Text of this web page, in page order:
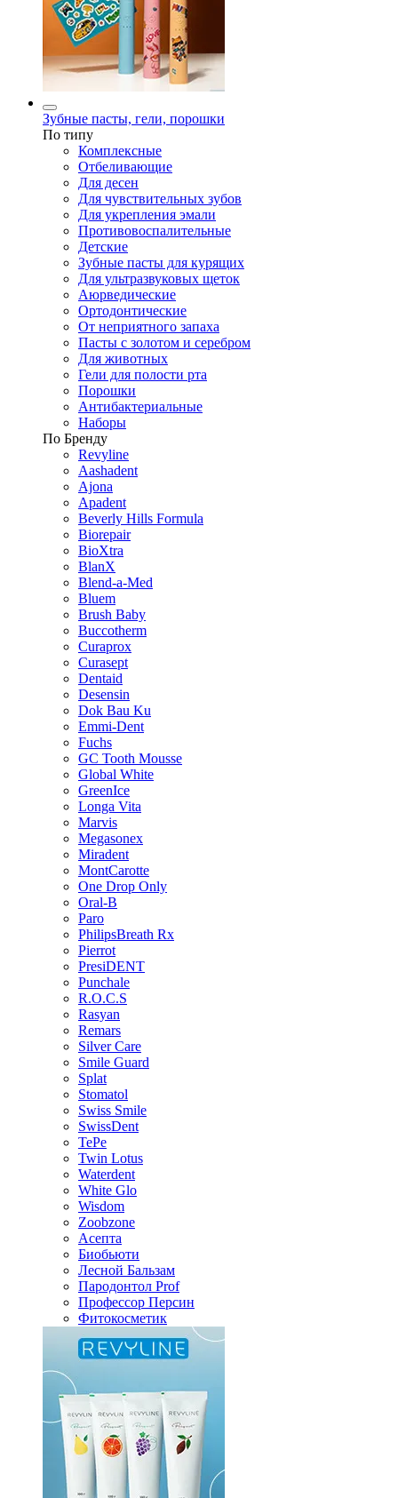
Зубные пасты, гели, порошки
По типу
Комплексные
Отбеливающие
Для десен
Для чувствительных зубов
Для укрепления эмали
Противовоспалительные
Детские
Зубные пасты для курящих
Для ультразвуковых щеток
Аюрведические
Ортодонтические
От неприятного запаха
Пасты с золотом и серебром
Для животных
Гели для полости рта
Порошки
Антибактериальные
Наборы
По Бренду
Revyline
Aashadent
Ajona
Apadent
Beverly Hills Formula
Biorepair
BioXtra
BlanX
Blend-a-Med
Bluem
Brush Baby
Buccotherm
Curaprox
Curasept
Dentaid
Desensin
Dok Bau Ku
Emmi-Dent
Fuchs
GC Tooth Mousse
Global White
GreenIce
Longa Vita
Marvis
Megasonex
Miradent
MontCarotte
One Drop Only
Oral-B
Paro
PhilipsBreath Rx
Pierrot
PresiDENT
Punchale
R.O.C.S
Rasyan
Remars
Silver Care
Smile Guard
Splat
Stomatol
Swiss Smile
SwissDent
TePe
Twin Lotus
Waterdent
White Glo
Wisdom
Zoobzone
Асепта
Биобьюти
Лесной Бальзам
Пародонтол Prof
Профессор Персин
Фитокосметик